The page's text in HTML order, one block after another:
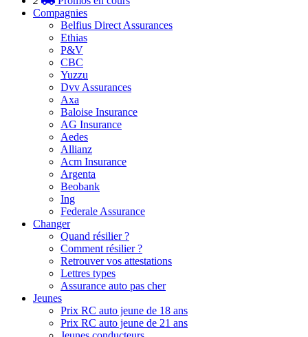
Compagnies
Belfius Direct Assurances
Ethias
P&V
CBC
Yuzzu
Dvv Assurances
Axa
Baloise Insurance
AG Insurance
Aedes
Allianz
Acm Insurance
Argenta
Beobank
Ing
Federale Assurance
Changer
Quand résilier ?
Comment résilier ?
Retrouver vos attestations
Lettres types
Assurance auto pas cher
Jeunes
Prix RC auto jeune de 18 ans
Prix RC auto jeune de 21 ans